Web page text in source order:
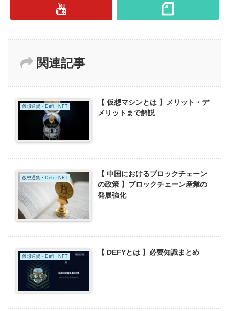
関連記事
仮想通貨・Defi・NFT
【 仮想マシンとは 】メリット・デ
メリットまで解説
仮想通貨・Defi・NFT
【 中国におけるブロックチェーン
の政策 】ブロックチェーン産業の
発展強化
仮想通貨・Defi・NFT 【 DEFYとは 】必要知識まとめ